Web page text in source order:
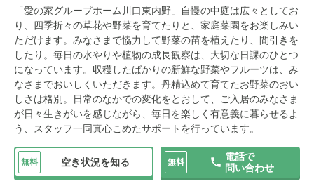
「愛の家グループホーム川口東内野」自慢の中庭は広々としてお
り、四季折々の草花や野菜を育てたりと、家庭菜園をお楽しみい
ただけます。みなさまで協力して野菜の苗を植えたり、間引きを
したり。毎日の水やりや植物の成長観察は、大切な日課のひとつ
になっています。収穫したばかりの新鮮な野菜やフルーツは、み
なさまでおいしくいただきます。丹精込めて育てたお野菜のおい
しさは格別。日常のなかでの変化をとおして、ご入居のみなさま
が日々生きがいを感じながら、毎日を楽しく有意義に暮らせるよ
う、スタッフ一同真心こめたサポートを行っています。
無料 空き状況を知る 無料
電話で
問い合わせ